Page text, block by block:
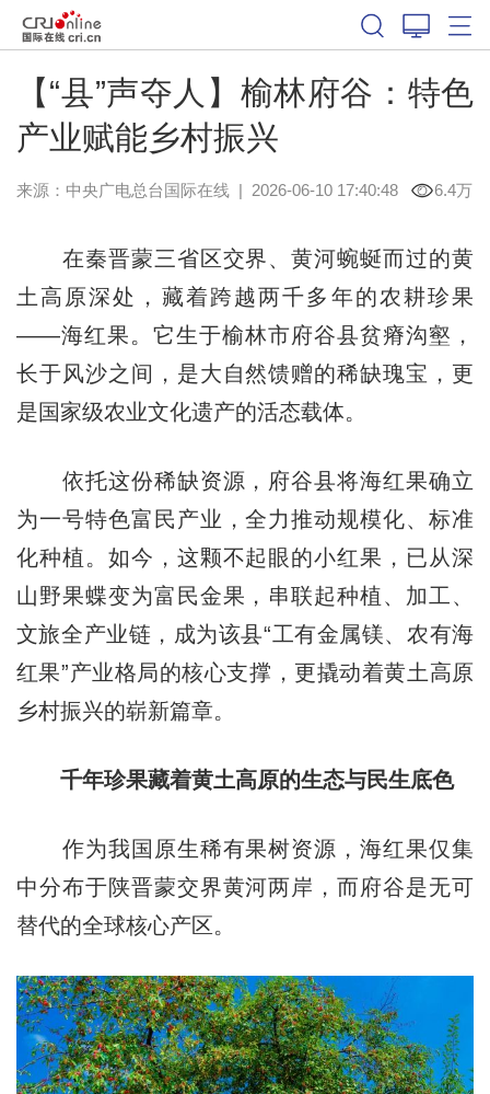
【“县”声夺人】榆林府谷：特色
产业赋能乡村振兴
来源：中央广电总台国际在线| 2026-06-10 17:40:48 6.4万
在秦晋蒙三省区交界、黄河蜿蜒而过的黄
土高原深处，藏着跨越两千多年的农耕珍果
——海红果。它生于榆林市府谷县贫瘠沟壑，
长于风沙之间，是大自然馈赠的稀缺瑰宝，更
是国家级农业文化遗产的活态载体。
依托这份稀缺资源，府谷县将海红果确立
为一号特色富民产业，全力推动规模化、标准
化种植。如今，这颗不起眼的小红果，已从深
山野果蝶变为富民金果，串联起种植、加工、
文旅全产业链，成为该县“工有金属镁、农有海
红果”产业格局的核心支撑，更撬动着黄土高原
乡村振兴的崭新篇章。
千年珍果藏着黄土高原的生态与民生底色
作为我国原生稀有果树资源，海红果仅集
中分布于陕晋蒙交界黄河两岸，而府谷是无可
替代的全球核心产区。